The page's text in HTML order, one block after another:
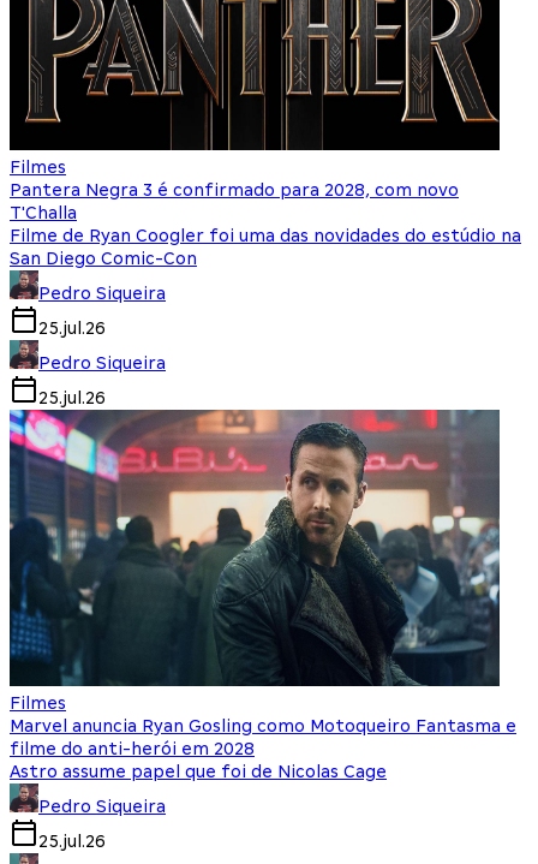
Filmes
Pantera Negra 3 é confirmado para 2028, com novo
T'Challa
Filme de Ryan Coogler foi uma das novidades do estúdio na
San Diego Comic-Con
Pedro Siqueira
25.jul.26
Pedro Siqueira
25.jul.26
Filmes
Marvel anuncia Ryan Gosling como Motoqueiro Fantasma e
filme do anti-herói em 2028
Astro assume papel que foi de Nicolas Cage
Pedro Siqueira
25.jul.26